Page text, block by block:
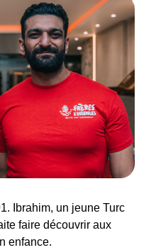
Ibrahim, un jeune Turc
faire découvrir aux
enfance.